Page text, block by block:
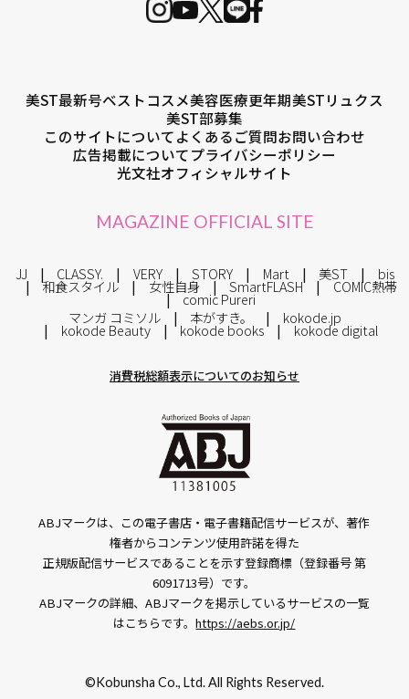
美ST最新号ベストコスメ美容医療更年期美STリュクス
美ST部募集
このサイトについてよくあるご質問お問い合わせ
広告掲載についてプライバシーポリシー
光文社オフィシャルサイト
MAGAZINE OFFICIAL SITE
JJ CLASSY. VERY STORY Mart 美ST bis
和食スタイル 女性自身 SmartFLASH COMIC熱帯
comic Pureri
マンガ コミソル
本がすき。 kokode.jp
kokode Beauty kokode books kokode digital
消費税総額表示についてのお知らせ
ABJマークは、この電子書店・電子書籍配信サービスが、著作
権者からコンテンツ使用許諾を得た
正規版配信サービスであることを示す登録商標（登録番号 第
6091713号）です。
ABJマークの詳細、ABJマークを掲示しているサービスの一覧
はこちらです。https://aebs.or.jp/
©Kobunsha Co., Ltd. All Rights Reserved.